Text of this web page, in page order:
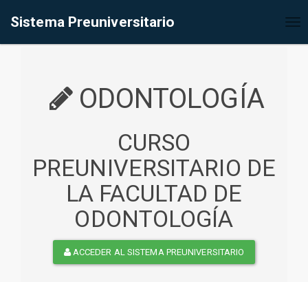
Sistema Preuniversitario
ODONTOLOGÍA
CURSO
PREUNIVERSITARIO DE
LA FACULTAD DE
ODONTOLOGÍA
ACCEDER AL SISTEMA PREUNIVERSITARIO